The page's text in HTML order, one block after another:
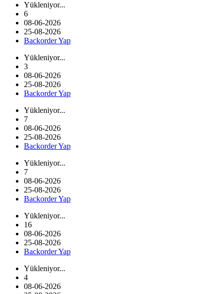
Yükleniyor...
6
08-06-2026
25-08-2026
Backorder Yap
Yükleniyor...
3
08-06-2026
25-08-2026
Backorder Yap
Yükleniyor...
7
08-06-2026
25-08-2026
Backorder Yap
Yükleniyor...
7
08-06-2026
25-08-2026
Backorder Yap
Yükleniyor...
16
08-06-2026
25-08-2026
Backorder Yap
Yükleniyor...
4
08-06-2026